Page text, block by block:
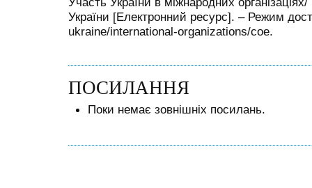
України [Електронний ресурс]. – Режим
ukraine/international-organizations/coe.
ПОСИЛАННЯ
Поки немає зовнішніх посилань.